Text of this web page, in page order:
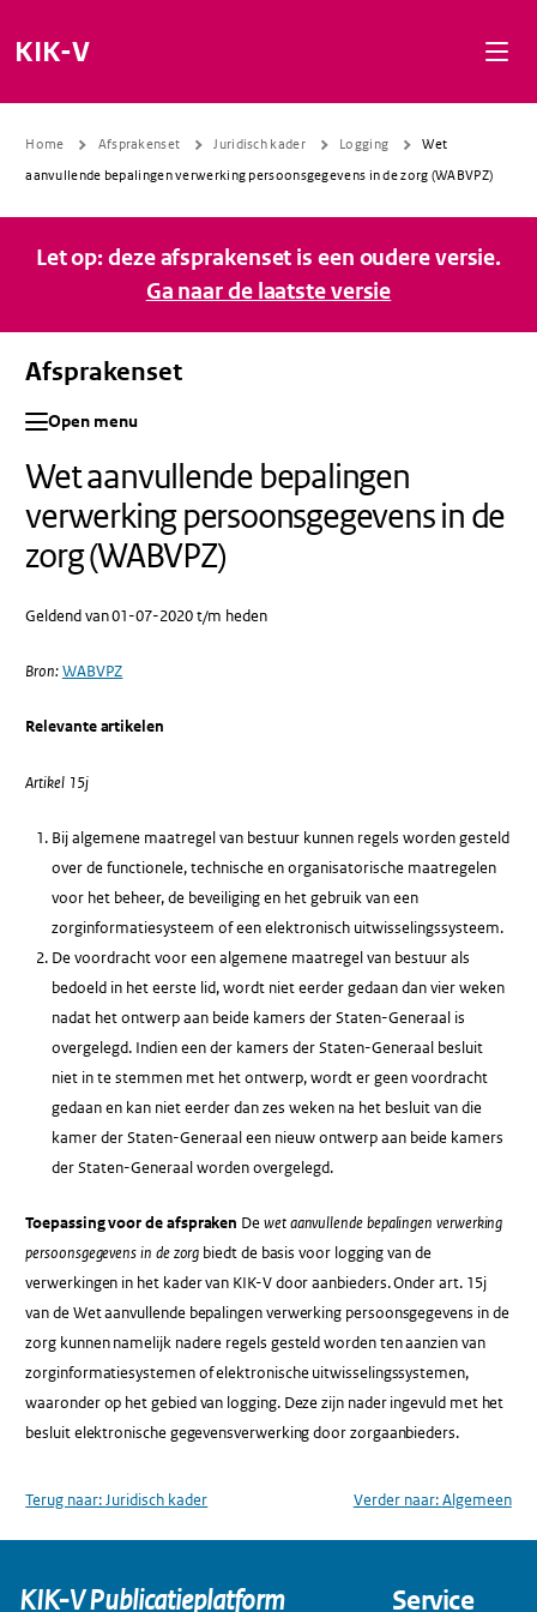
KIK-V
Home Afsprakenset Juridisch kader Logging
Wet
aanvullende bepalingen verwerking persoonsgegevens in de zorg (WABVPZ)
Let op: deze afsprakenset is een oudere versie.
Ga naar de laatste versie
Afsprakenset
Open menu
Wet aanvullende bepalingen
verwerking persoonsgegevens in de
zorg (WABVPZ)
Geldend van 01-07-2020 t/m heden
Bron:WABVPZ
Relevante artikelen
Artikel 15j
Bij algemene maatregel van bestuur kunnen regels worden gesteld
over de functionele, technische en organisatorische maatregelen
voor het beheer, de beveiliging en het gebruik van een
zorginformatiesysteem of een elektronisch uitwisselingssysteem.
De voordracht voor een algemene maatregel van bestuur als
bedoeld in het eerste lid, wordt niet eerder gedaan dan vier weken
nadat het ontwerp aan beide kamers der Staten-Generaal is
overgelegd. Indien een der kamers der Staten-Generaal besluit
niet in te stemmen met het ontwerp, wordt er geen voordracht
gedaan en kan niet eerder dan zes weken na het besluit van die
kamer der Staten-Generaal een nieuw ontwerp aan beide kamers
der Staten-Generaal worden overgelegd.
Toepassing voor de afspraken Dewet aanvullende bepalingen verwerking
persoonsgegevens in de zorg biedt de basis voor logging van de
verwerkingen in het kader van KIK-V door aanbieders. Onder art. 15j
van de Wet aanvullende bepalingen verwerking persoonsgegevens in de
zorg kunnen namelijk nadere regels gesteld worden ten aanzien van
zorginformatiesystemen of elektronische uitwisselingssystemen,
waaronder op het gebied van logging. Deze zijn nader ingevuld met het
besluit elektronische gegevensverwerking door zorgaanbieders.
Terug naar:Juridisch kader Verder naar:Algemeen
KIK-V Publicatieplatform Service